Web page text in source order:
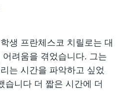
생 프란체스코 치릴로는 대
려움을 겪었습니다. 그는
는 시간을 파악하고 싶었
습니다 더 짧은 시간에 더